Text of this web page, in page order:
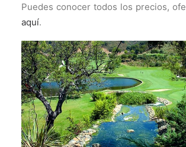
Puedes conocer todos los precios,
aquí.